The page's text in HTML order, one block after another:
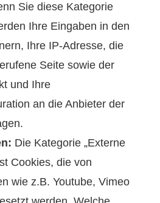
Sie diese Kategorie
Ihre Eingaben in den
Ihre IP-Adresse, die
Seite sowie der
und Ihre
an die Anbieter der
Die Kategorie „Externe
Cookies, die von
wie z.B. Youtube, Vimeo